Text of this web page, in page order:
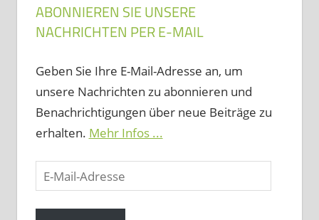
ABONNIEREN SIE UNSERE
NACHRICHTEN PER E-MAIL
Geben Sie Ihre E-Mail-Adresse an, um
unsere Nachrichten zu abonnieren und
Benachrichtigungen über neue Beiträge zu
erhalten. Mehr Infos ...
E-
Mail-
Adresse